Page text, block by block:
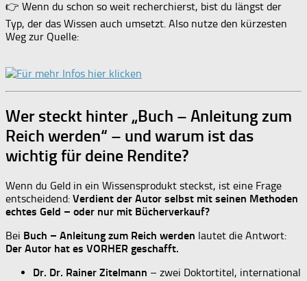
👉 Wenn du schon so weit recherchierst, bist du längst der
Typ, der das Wissen auch umsetzt. Also nutze den kürzesten
Weg zur Quelle:
Wer steckt hinter „Buch – Anleitung zum
Reich werden“ – und warum ist das
wichtig für deine Rendite?
Wenn du Geld in ein Wissensprodukt steckst, ist eine Frage
entscheidend: Verdient der Autor selbst mit seinen Methoden
echtes Geld – oder nur mit Bücherverkauf?
Bei Buch – Anleitung zum Reich werden lautet die Antwort:
Der Autor hat es VORHER geschafft.
Dr. Dr. Rainer Zitelmann – zwei Doktortitel, international